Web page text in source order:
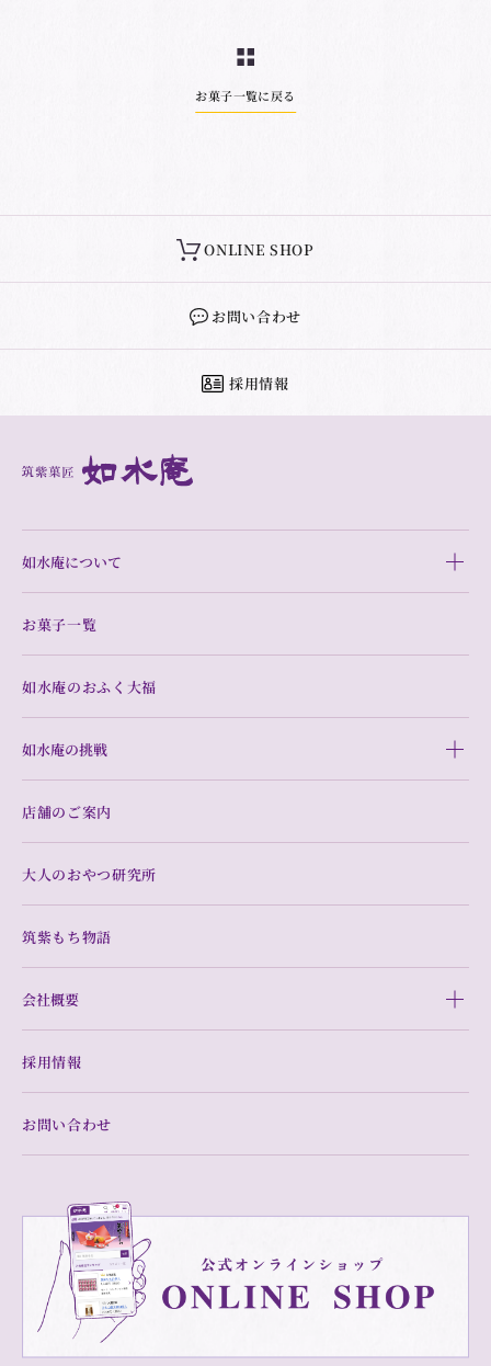
お菓子一覧に戻る
ONLINE SHOP
お問い合わせ
採用情報
如水庵について
お菓子一覧
如水庵のおふく大福
如水庵の挑戦
店舗のご案内
大人のおやつ研究所
筑紫もち物語
会社概要
採用情報
お問い合わせ